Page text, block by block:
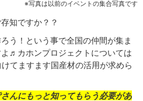
※写真は以前のイベントの集合写真です
知ですか？？
う！という事で全国の仲間が集ま
♬カホンプロジェクトについては
てますます国産材の活用が求めら
んにもっと知ってもらう必要があ